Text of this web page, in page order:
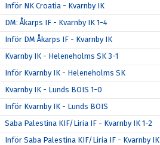
Inför NK Croatia - Kvarnby IK
DM: Åkarps IF - Kvarnby IK 1-4
Inför DM Åkarps IF - Kvarnby IK
Kvarnby IK - Heleneholms SK 3-1
Inför Kvarnby IK - Heleneholms SK
Kvarnby IK - Lunds BOIS 1-0
Inför Kvarnby IK - Lunds BOIS
Saba Palestina KIF/Liria IF - Kvarnby IK 1-2
Inför Saba Palestina KIF/Liria IF - Kvarnby IK